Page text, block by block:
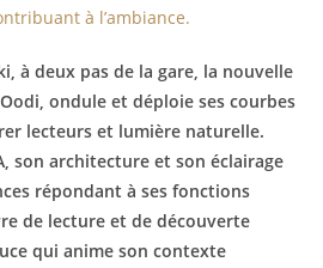
à l’ambiance.
à deux pas de la gare, la nouvelle
ondule et déploie ses courbes
lecteurs et lumière naturelle.
son architecture et son éclairage
répondant à ses fonctions
de lecture et de découverte
qui anime son contexte